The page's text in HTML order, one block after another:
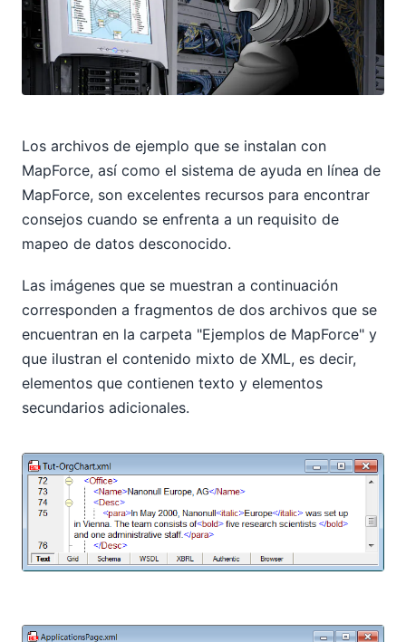
Los archivos de ejemplo que se instalan con
MapForce, así como el sistema de ayuda en línea de
MapForce, son excelentes recursos para encontrar
consejos cuando se enfrenta a un requisito de
mapeo de datos desconocido.
Las imágenes que se muestran a continuación
corresponden a fragmentos de dos archivos que se
encuentran en la carpeta "Ejemplos de MapForce" y
que ilustran el contenido mixto de XML, es decir,
elementos que contienen texto y elementos
secundarios adicionales.